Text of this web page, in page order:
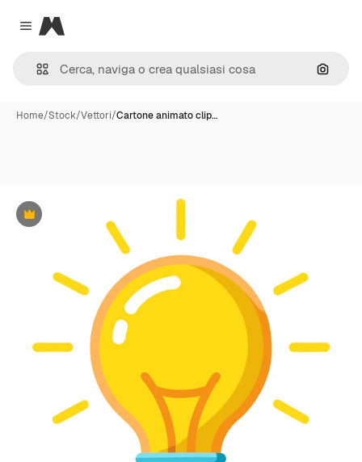
Close menu
Magnific
Cerca
Home/Stock/Vettori/Cartone animato clip…
Premium